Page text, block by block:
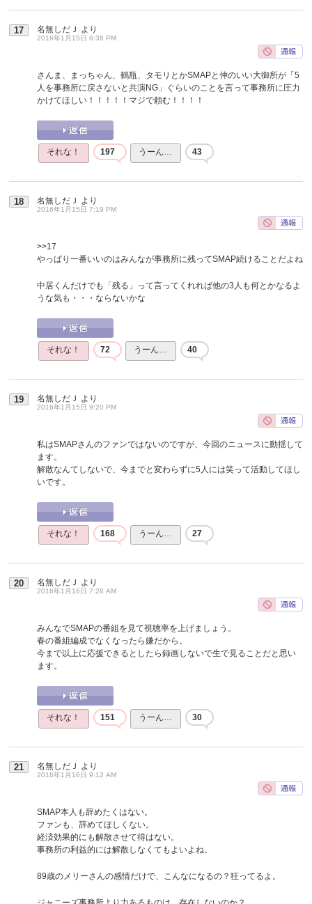
17 名無しだＪ より
2016年1月15日 6:38 PM
さんま、まっちゃん、鶴瓶、タモリとかSMAPと仲のいい大御所が「5
人を事務所に戻さないと共演NG」ぐらいのことを言って事務所に圧力
かけてほしい！！！！！マジで頼む！！！！
それな！ 197 うーん… 43
18 名無しだＪ より
2016年1月15日 7:19 PM
>>17
やっぱり一番いいのはみんなが事務所に残ってSMAP続けることだよね
中居くんだけでも「残る」って言ってくれれば他の3人も何とかなるよ
うな気も・・・ならないかな
それな！ 72 うーん… 40
19 名無しだＪ より
2016年1月15日 9:20 PM
私はSMAPさんのファンではないのですが、今回のニュースに動揺して
ます。
解散なんてしないで、今までと変わらずに5人には笑って活動してほし
いです。
それな！ 168 うーん… 27
20 名無しだＪ より
2016年1月16日 7:28 AM
みんなでSMAPの番組を見て視聴率を上げましょう。
春の番組編成でなくなったら嫌だから。
今まで以上に応援できるとしたら録画しないで生で見ることだと思い
ます。
それな！ 151 うーん… 30
21 名無しだＪ より
2016年1月16日 9:12 AM
SMAP本人も辞めたくはない。
ファンも、辞めてほしくない。
経済効果的にも解散させて得はない。
事務所の利益的には解散しなくてもよいよね。
89歳のメリーさんの感情だけで、こんなになるの？狂ってるよ。